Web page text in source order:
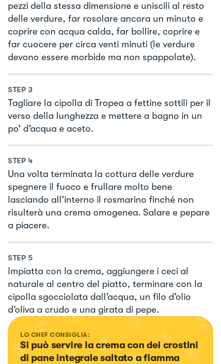
pezzi della stessa dimensione e uniscili al resto
delle verdure, far rosolare ancora un minuto e
coprire con acqua calda, far bollire, coprire e
far cuocere per circa venti minuti (le verdure
devono essere morbide ma non spappolate).
STEP 3
Tagliare la cipolla di Tropea a fettine sottili per il
verso della lunghezza e mettere a bagno in un
po’ d’acqua e aceto.
STEP 4
Una volta terminata la cottura delle verdure
spegnere il fuoco e frullare molto bene
lasciando all’interno il rosmarino finché non
risulterà una crema omogenea. Salare e pepare
a piacere.
STEP 5
Impiatta con la crema, aggiungere i ceci al
naturale al centro del piatto, terminare con la
cipolla sgocciolata dall’acqua, un filo d’olio
d’oliva a crudo e una girata di pepe.
LO CHEF CONSIGLIA:
Si può servire la crema con dei crostini
di pane integrale saltato a fiamma